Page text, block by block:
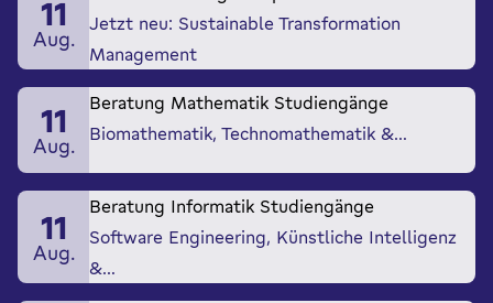
11
Aug.
Jetzt neu: Sustainable Transformation
Management
11
Aug.
Beratung Mathematik Studiengänge
Biomathematik, Technomathematik &…
11
Aug.
Beratung Informatik Studiengänge
Software Engineering, Künstliche Intelligenz
&…